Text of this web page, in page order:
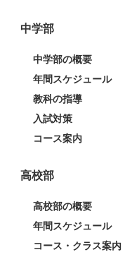
中学部
中学部の概要
年間スケジュール
教科の指導
入試対策
コース案内
高校部
高校部の概要
年間スケジュール
コース・クラス案内